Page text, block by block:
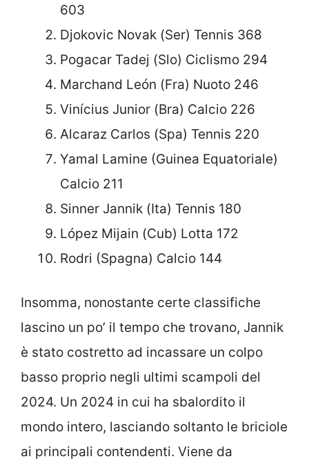
603
Djokovic Novak (Ser) Tennis 368
Pogacar Tadej (Slo) Ciclismo 294
Marchand León (Fra) Nuoto 246
Vinícius Junior (Bra) Calcio 226
Alcaraz Carlos (Spa) Tennis 220
Yamal Lamine (Guinea Equatoriale)
Calcio 211
Sinner Jannik (Ita) Tennis 180
López Mijain (Cub) Lotta 172
Rodri (Spagna) Calcio 144
Insomma, nonostante certe classifiche
lascino un po’ il tempo che trovano, Jannik
è stato costretto ad incassare un colpo
basso proprio negli ultimi scampoli del
2024. Un 2024 in cui ha sbalordito il
mondo intero, lasciando soltanto le briciole
ai principali contendenti. Viene da